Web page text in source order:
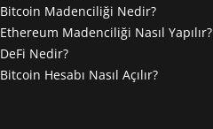
Bitcoin Madenciliği Nedir?
Ethereum Madenciliği Nasıl Yapılır?
DeFi Nedir?
Bitcoin Hesabı Nasıl Açılır?